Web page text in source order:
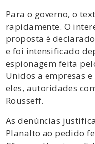
Para o governo, o
rapidamente. O
proposta é
e foi intensificado
espionagem feita
Unidos a empresas
eles, autoridades
Rousseff.
As denúncias
Planalto ao pedido